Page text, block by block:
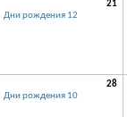
21
Дни рождения 12
28
Дни рождения 10